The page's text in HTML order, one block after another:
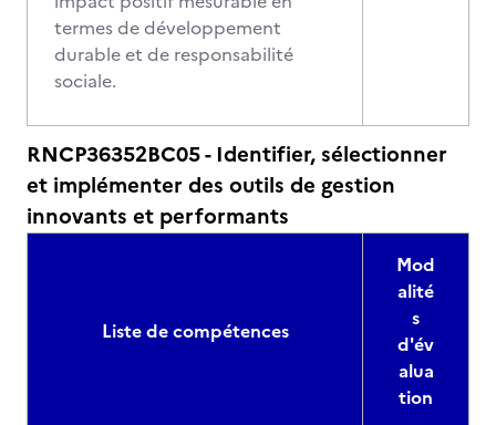
termes de développement
durable et de responsabilité
sociale.
RNCP36352BC05 - Identifier, sélectionner
et implémenter des outils de gestion
innovants et performants
Liste de compétences
Mod
alité
s
d'év
alua
tion